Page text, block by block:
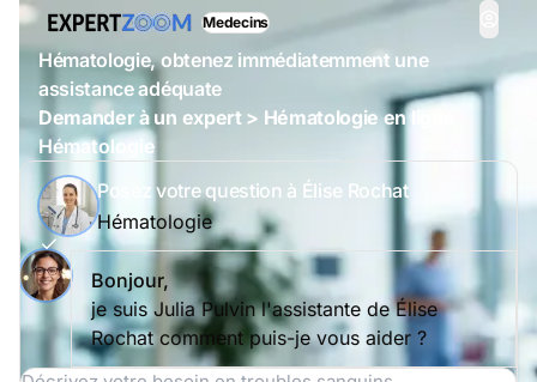
Medecins
Hématologie, obtenez immédiatemment une
assistance adéquate
Demander à un expert > Hématologie en ligne
Hématologie
Posez votre question à Élise Rochat
Hématologie
Bonjour,
je suis Julia Pulvin l'assistante de Élise
Rochat comment puis-je vous aider ?